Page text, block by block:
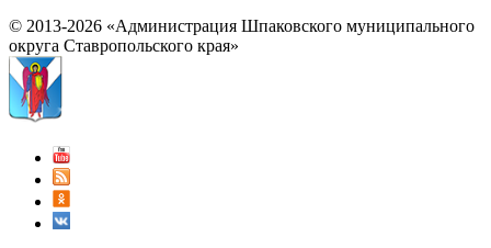
© 2013-2026 «Администрация Шпаковского муниципального
округа Ставропольского края»